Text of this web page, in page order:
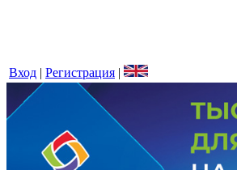
Вход | Регистрация |